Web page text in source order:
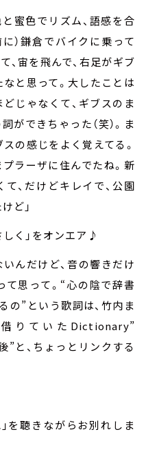
蜜色でリズム、語感を合
）鎌倉でバイクに乗って
、宙を飛んで、右足がギブ
と思って。大したことは
じゃなくて、ギブスのま
ができちゃった（笑）。ま
スの感じをよく覚えてる。
ラーザに住んでたね。新
、だけどキレイで、公園
ど」
く」をオンエア♪
んだけど、音の響きだけ
て思って。“心の陰で辞書
の”という歌詞は、竹内ま
りていた Dictionary”
”と、ちょっとリンクする
を聴きながらお別れしま